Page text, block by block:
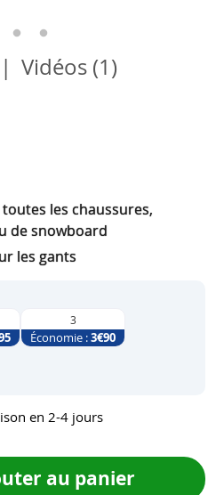
Vidéos (1)
les chaussures,
de snowboard
les gants
3
Économie :3€90
en 2-4 jours
au panier